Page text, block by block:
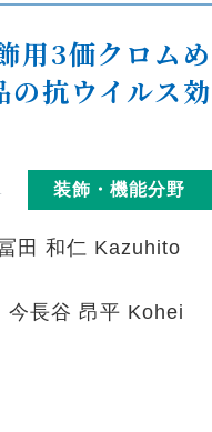
用3価クロムめ
の抗ウイルス効
装飾・機能分野
田 和仁 Kazuhito
長谷 昂平 Kohei